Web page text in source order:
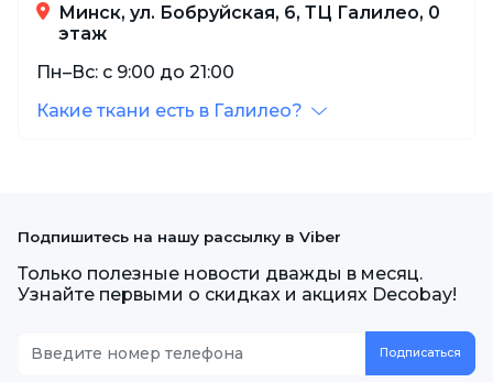
Минск, ул. Бобруйская, 6, ТЦ Галилео, 0
этаж
Пн–Вс: с 9:00 до 21:00
Какие ткани есть в Галилео?
Подпишитесь на нашу рассылку в Viber
Только полезные новости дважды в месяц.
Узнайте первыми о скидках и акциях Decobay!